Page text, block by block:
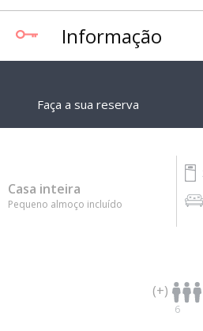
Informação
Faça a sua reserva
Casa inteira
Pequeno almoço incluído
(+)
6